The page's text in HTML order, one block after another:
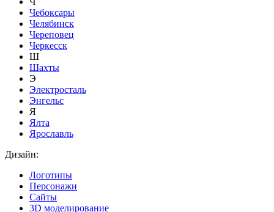
Чебоксары
Челябинск
Череповец
Черкесск
Ш
Шахты
Э
Электросталь
Энгельс
Я
Ялта
Ярославль
Дизайн:
Логотипы
Персонажи
Сайты
3D моделирование